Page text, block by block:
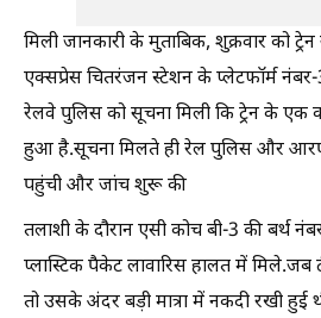
मिली जानकारी के मुताबिक, शुक्रवार को
एक्सप्रेस चितरंजन स्टेशन के प्लेटफॉर्म नंबर-
रेलवे पुलिस को सूचना मिली कि ट्रेन के एक
हुआ है.सूचना मिलते ही रेल पुलिस और
पहुंची और जांच शुरू की
तलाशी के दौरान एसी कोच बी-3 की बर्थ
प्लास्टिक पैकेट लावारिस हालत में
तो उसके अंदर बड़ी मात्रा में नकदी रखी